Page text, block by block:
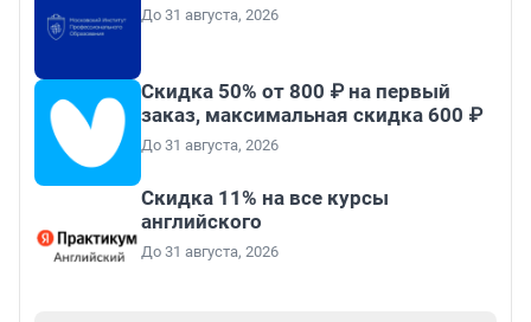
До 31 августа, 2026
Скидка 50% от 800 ₽ на первый
заказ, максимальная скидка 600 ₽
До 31 августа, 2026
Скидка 11% на все курсы
английского
До 31 августа, 2026